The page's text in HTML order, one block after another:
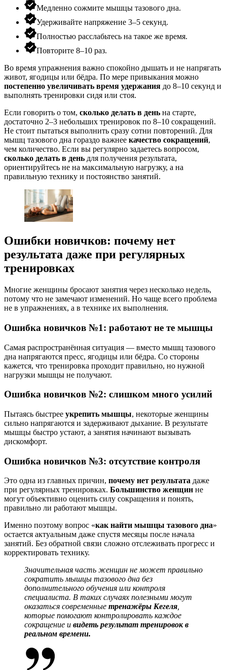
Медленно сожмите мышцы тазового дна.
Удерживайте напряжение 3–5 секунд.
Полностью расслабьтесь на такое же время.
Повторите 8–10 раз.
Во время упражнения важно спокойно дышать и не напрягать
живот, ягодицы или бёдра. По мере привыкания можно
постепенно увеличивать время удержания до 8–10 секунд и
выполнять тренировки сидя или стоя.
Если говорить о том, сколько делать в день на старте,
достаточно 2–3 небольших тренировок по 8–10 сокращений.
Не стоит пытаться выполнить сразу сотни повторений. Для
мышц тазового дна гораздо важнее качество сокращений,
чем количество. Если вы регулярно задаетесь вопросом,
сколько делать в день для получения результата,
ориентируйтесь не на максимальную нагрузку, а на
правильную технику и постоянство занятий.
Ошибки новичков: почему нет
результата даже при регулярных
тренировках
Многие женщины бросают занятия через несколько недель,
потому что не замечают изменений. Но чаще всего проблема
не в упражнениях, а в технике их выполнения.
Ошибка новичков №1: работают не те мышцы
Самая распространённая ситуация — вместо мышц тазового
дна напрягаются пресс, ягодицы или бёдра. Со стороны
кажется, что тренировка проходит правильно, но нужной
нагрузки мышцы не получают.
Ошибка новичков №2: слишком много усилий
Пытаясь быстрее укрепить мышцы, некоторые женщины
сильно напрягаются и задерживают дыхание. В результате
мышцы быстро устают, а занятия начинают вызывать
дискомфорт.
Ошибка новичков №3: отсутствие контроля
Это одна из главных причин, почему нет результата даже
при регулярных тренировках. Большинство женщин не
могут объективно оценить силу сокращения и понять,
правильно ли работают мышцы.
Именно поэтому вопрос «как найти мышцы тазового дна»
остается актуальным даже спустя месяцы после начала
занятий. Без обратной связи сложно отслеживать прогресс и
корректировать технику.
Значительная часть женщин не может правильно
сократить мышцы тазового дна без
дополнительного обучения или контроля
специалиста. В таких случаях полезными могут
оказаться современные тренажёры Кегеля
которые помогают контролировать каждое
сокращение и видеть результат тренировок в
реальном времени.